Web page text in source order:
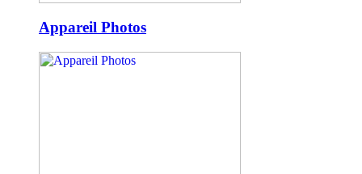
Appareil Photos